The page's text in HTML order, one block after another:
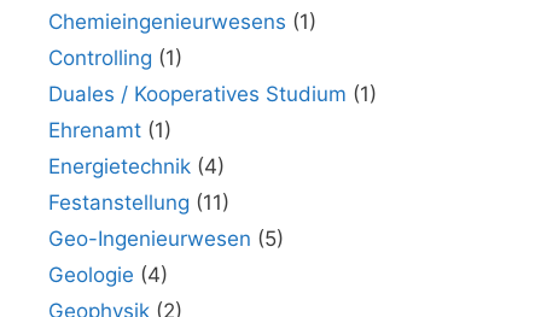
Chemieingenieurwesens (1)
Controlling (1)
Duales / Kooperatives Studium (1)
Ehrenamt (1)
Energietechnik (4)
Festanstellung (11)
Geo-Ingenieurwesen (5)
Geologie (4)
Geophysik (2)